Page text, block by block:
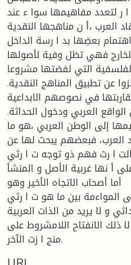
ر لتعدد مفاهيمها سوا ء عند
العرب ،أ ن مناهجها النقدية
بعضِها بد ا رسة الداخل،
فهي تظل وفية لأصولها
التي لفضتها مشروعا
.كما أ ن الحداثيين العرب عجزوا عن تطبيق المناهج النقدية
في نصوصهم الابداعية
.وذلك لاختلاف الواقع الغربي عن الواقع العربي ودخول الحداثة
إلى الوطن العربي ،هو ما
العرب، فبعضهم يبحث لها عن
ا رث فهم ذو توجه ت ا رثي
أ نها غربية الأصل و المنشأ
أما أصحاب الاتجاه الأخير وهو
المواءمة بين ما هو ت ا رثي
و لا يريد من الذات العربية
ذلك الانفتاح اللامشروط على
منج ا زت الآخر.